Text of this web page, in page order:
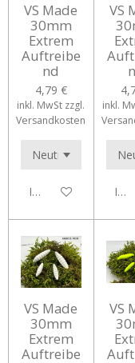
VS Made
30mm
Extrem
Auftreibe
nd
4,79 €
inkl. MwSt zzgl.
Versandkosten
In den Warenkorb
VS
inkl.
In
VS Made
30mm
Extrem
Auftreibe
VS